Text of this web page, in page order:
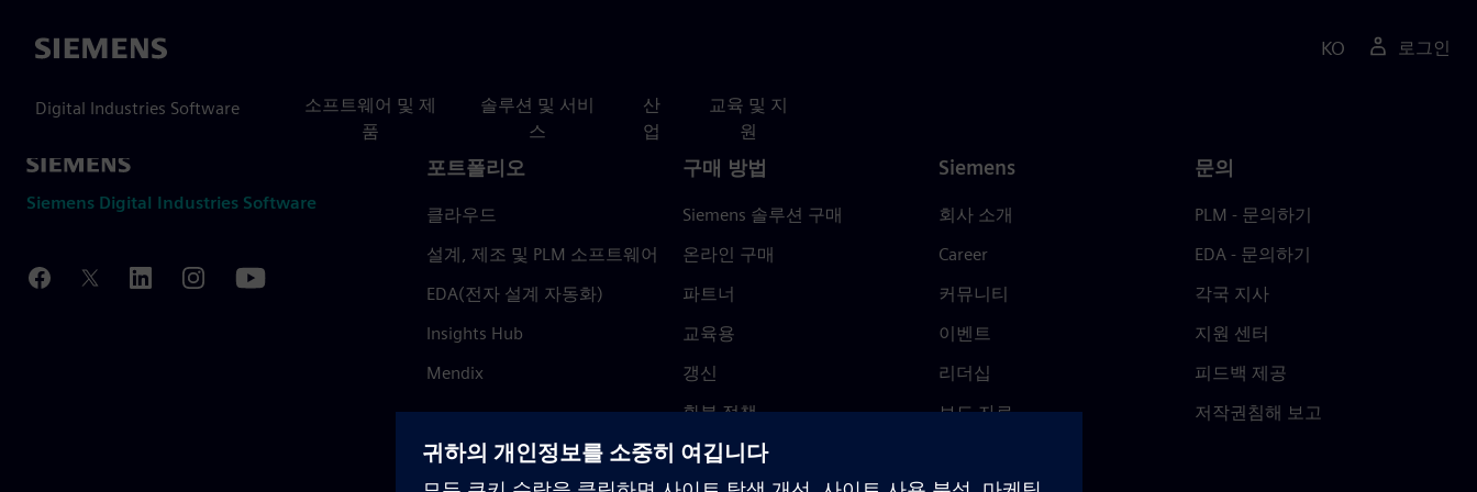
Siemens
Digital Industries Software
소프트웨어 및 제
품
솔루션 및 서비
스
산
업
교육 및 지
원
KO 로그인
Siemens Digital Industries Software
포트폴리오
클라우드
설계, 제조 및 PLM 소프트웨어
EDA(전자 설계 자동화)
Insights Hub
Mendix
구매 방법
Siemens 솔루션 구매
온라인 구매
파트너
교육용
갱신
환불 정책
Siemens
회사 소개
Career
커뮤니티
이벤트
리더십
보도 자료
문의
PLM - 문의하기
EDA - 문의하기
각국 지사
지원 센터
피드백 제공
저작권침해 보고